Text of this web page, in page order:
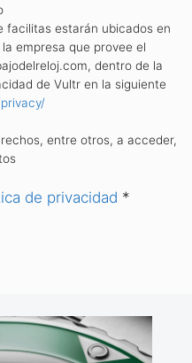
facilitas estarán ubicados en
empresa que provee el
dentro de la
de Vultr en la siguiente
entre otros, a acceder,
de privacidad *